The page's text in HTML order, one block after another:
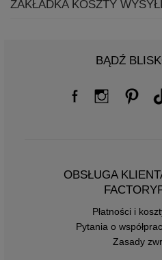
ZAKŁADKA KOSZTY
BĄDŹ
OBSŁUGA
Płatności i
Pytania o
Zasady